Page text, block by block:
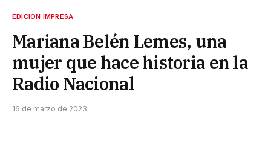
EDICIÓN IMPRESA
Mariana Belén Lemes, una
mujer que hace historia en la
Radio Nacional
16 de marzo de 2023